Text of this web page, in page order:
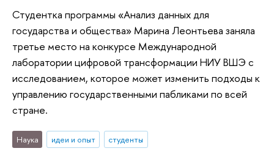
Студентка программы «Анализ данных для
государства и общества» Марина Леонтьева заняла
третье место на конкурсе Международной
лаборатории цифровой трансформации НИУ ВШЭ с
исследованием, которое может изменить подходы к
управлению государственными пабликами по всей
стране.
Наука идеи и опыт
студенты